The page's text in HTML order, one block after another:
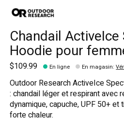
Chandail
Hoodie pour
$109.99 En ligne En magasin:
Outdoor Research ActiveIce
: chandail léger et respirant avec
dynamique, capuche, UPF 50+
forte chaleur.